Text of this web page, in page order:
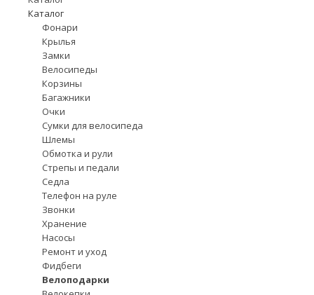
Каталог
Фонари
Крылья
Замки
Велосипеды
Корзины
Багажники
Очки
Сумки для велосипеда
Шлемы
Обмотка и рули
Стрепы и педали
Седла
Телефон на руле
Звонки
Хранение
Насосы
Ремонт и уход
Фидбеги
Велоподарки